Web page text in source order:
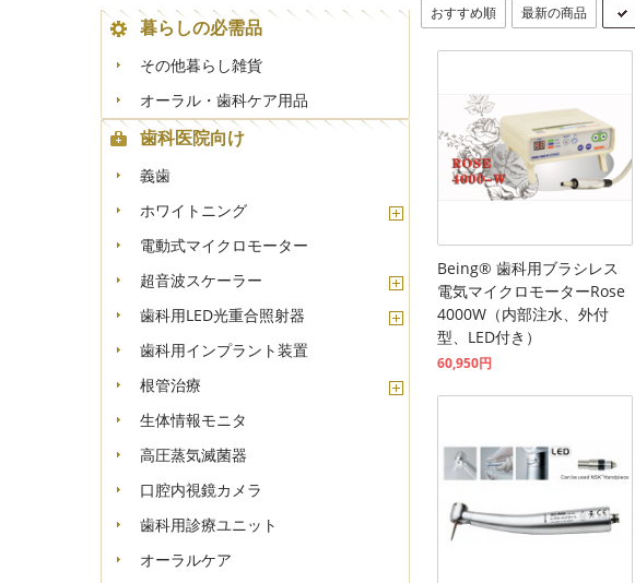
おすすめ順 最新の商品
Being® 歯科用ブラシレス
電気マイクロモーターRose
4000W（内部注水、外付
型、LED付き）
60,950円
暮らしの必需品
その他暮らし雑貨
オーラル・歯科ケア用品
歯科医院向け
義歯
ホワイトニング
電動式マイクロモーター
超音波スケーラー
歯科用LED光重合照射器
歯科用インプラント装置
根管治療
生体情報モニタ
高圧蒸気滅菌器
口腔内視鏡カメラ
歯科用診療ユニット
オーラルケア